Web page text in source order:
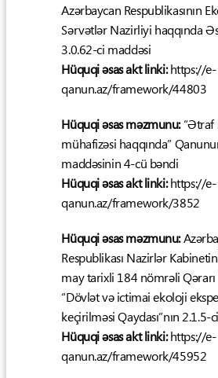
Azərbaycan Respublikasının
Sərvətlər Nazirliyi haqqında
3.0.62-ci maddəsi
Hüquqi əsas akt linki:https://e-
qanun.az/framework/44803
Hüquqi əsas məzmunu:
mühafizəsi haqqında”
maddəsinin 4-cü bəndi
Hüquqi əsas akt linki:https://e-
qanun.az/framework/3852
Hüquqi əsas məzmunu:
Respublikası Nazirlər
may tarixli 184 nömrəli
“Dövlət və ictimai ekoloji
keçirilməsi Qaydası”nın 2.1.5-
Hüquqi əsas akt linki:https://e-
qanun.az/framework/45952